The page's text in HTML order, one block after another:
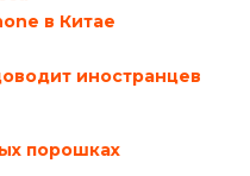
в Китае
иностранцев
порошках